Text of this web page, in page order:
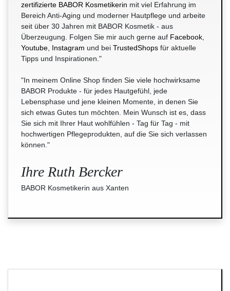
zertifizierte BABOR Kosmetikerin mit viel Erfahrung im
Bereich Anti-Aging und moderner Hautpflege und arbeite
seit über 30 Jahren mit BABOR Kosmetik - aus
Überzeugung. Folgen Sie mir auch gerne auf Facebook
Youtube Instagram und bei TrustedShops für aktuelle
Tipps und Inspirationen."
"In meinem Online Shop finden Sie viele hochwirksame
BABOR Produkte - für jedes Hautgefühl, jede
Lebensphase und jene kleinen Momente, in denen Sie
sich etwas Gutes tun möchten. Mein Wunsch ist es, dass
Sie sich mit Ihrer Haut wohlfühlen - Tag für Tag - mit
hochwertigen Pflegeprodukten, auf die Sie sich verlassen
können."
Ihre Ruth Bercker
BABOR Kosmetikerin aus Xanten